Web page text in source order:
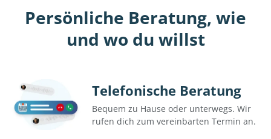
Persönliche Beratung, wie
und wo du willst
Telefonische Beratung
Bequem zu Hause oder unterwegs. Wir
rufen dich zum vereinbarten Termin an.